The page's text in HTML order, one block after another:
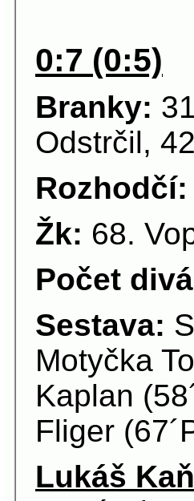
0:7 (0:5)
Branky:
Odstrčil,
Rozhodčí:
Žk: 68.
Počet
Sestava:
Motyčka
Kaplan
Fliger
Lukáš